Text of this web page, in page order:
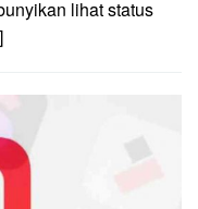
lihat status